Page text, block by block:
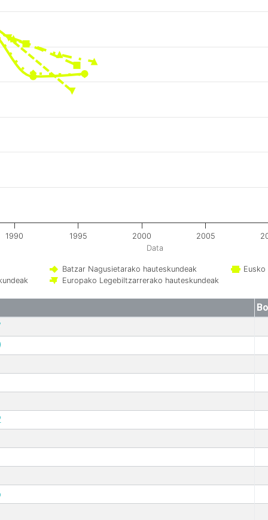
Data
Batzar Nagusietarako hauteskundeak
Europako Legebiltzarrerako hauteskundeak
1990 1995 2000 2005